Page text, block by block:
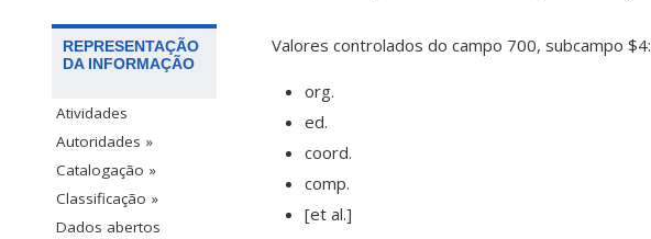
REPRESENTAÇÃO
DA INFORMAÇÃO
Atividades
Autoridades »
Catalogação »
Classificação »
Dados abertos
Valores controlados do campo 700, subcampo $4:
org.
ed.
coord.
comp.
[et al.]